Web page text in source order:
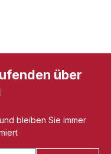
über
bleiben Sie immer